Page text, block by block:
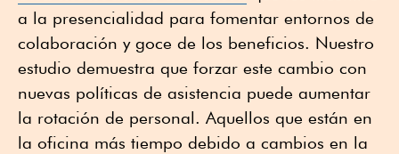
a la presencialidad para fomentar entornos de
colaboración y goce de los beneficios. Nuestro
estudio demuestra que forzar este cambio con
nuevas políticas de asistencia puede aumentar
la rotación de personal. Aquellos que están en
la oficina más tiempo debido a cambios en la